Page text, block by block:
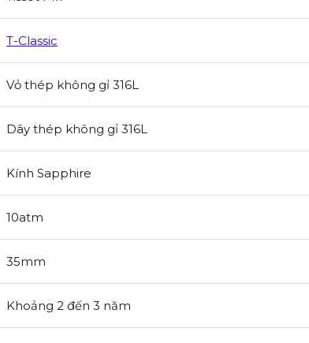
T-Classic
Vỏ thép không gỉ 316L
Dây thép không gỉ 316L
Kính Sapphire
10atm
35mm
Khoảng 2 đến 3 năm